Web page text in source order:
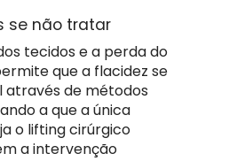
se não tratar
tecidos e a perda do
que a flacidez se
de métodos
a que a única
o lifting cirúrgico
a intervenção